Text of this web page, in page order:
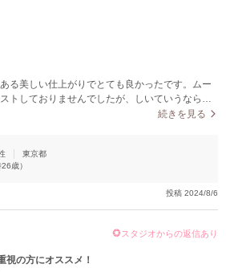
る美しい仕上がりでとても良かったです。ムー
トしておりませんでしたが、しいていうなら
の動画を使うのか出来上がるまでわからなかっ
続きを見る
東京都
26歳）
投稿 2024/8/6
スタジオからの返信あり
視の方にオススメ！